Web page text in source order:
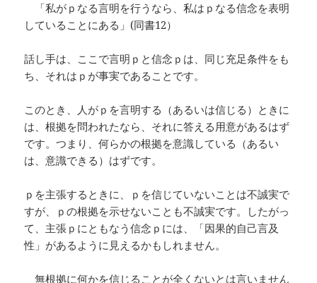
「私がｐなる言明を行うなら、私はｐなる信念を表明
していることにある」(同書12）
話し手は、ここで言明ｐと信念ｐは、同じ充足条件をも
ち、それはｐが事実であることです。
このとき、人がｐを言明する（あるいは信じる）ときに
は、根拠を問われたなら、それに答える用意があるはず
です。つまり、何らかの根拠を意識している（あるい
は、意識できる）はずです。
ｐを主張するときに、ｐを信じていないことは不誠実で
すが、ｐの根拠を示せないことも不誠実です。したがっ
て、主張ｐにともなう信念ｐには、「因果的自己言及
性」があるように見えるかもしれません。
無根拠に何かを信じることが全くないとは言いません